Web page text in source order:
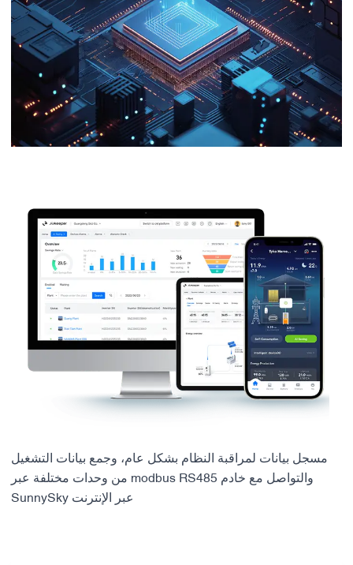
مسجل بيانات لمراقبة النظام بشكل عام، وجمع بيانات التشغيل
من وحدات مختلفة عبر modbus RS485 والتواصل مع خادم
SunnySky عبر الإنترنت